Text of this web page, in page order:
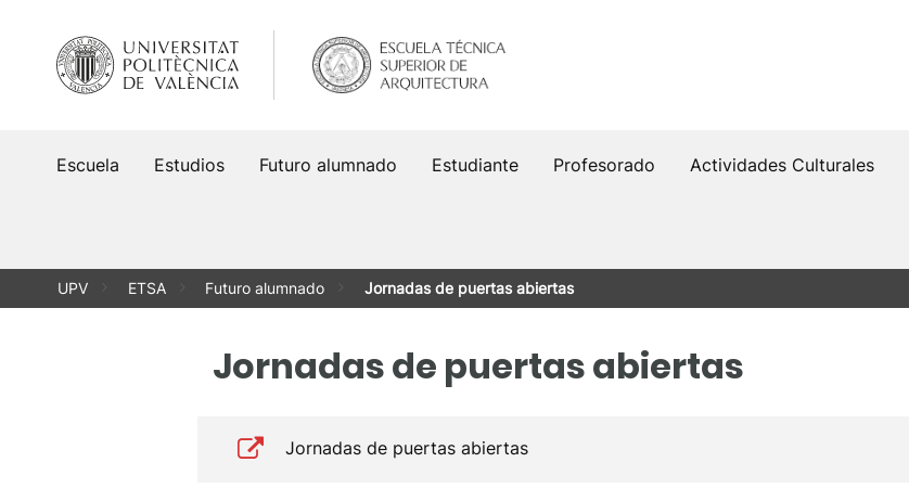
contenido
Escuela Estudios Futuro alumnado Estudiante Profesorado Actividades Culturales
UPV ETSA Futuro alumnado Jornadas de puertas abiertas
Jornadas de puertas abiertas
Jornadas de puertas abiertas